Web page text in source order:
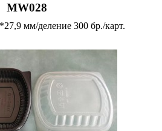
MW028
мм/деление 300 бр./карт.